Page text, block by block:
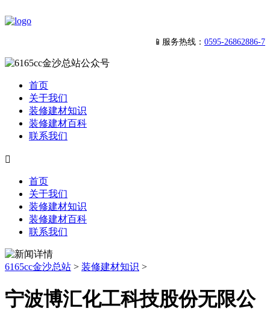
📱服务热线： 0595-26862886-7
首页
关于我们
装修建材知识
装修建材百科
联系我们

首页
关于我们
装修建材知识
装修建材百科
联系我们
6165cc金沙总站 > 装修建材知识 >
宁波博汇化工科技股份无限公